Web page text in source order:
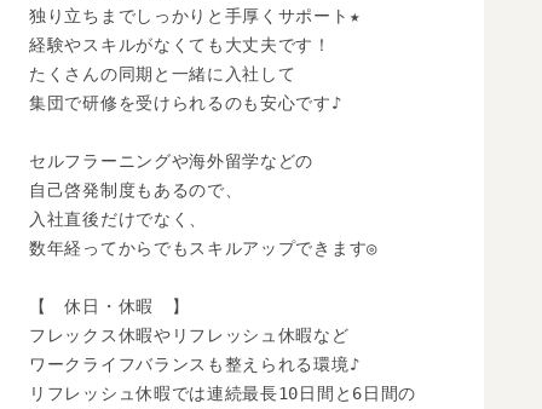
独り立ちまでしっかりと手厚くサポート★
経験やスキルがなくても大丈夫です！
たくさんの同期と一緒に入社して
集団で研修を受けられるのも安心です♪
セルフラーニングや海外留学などの
自己啓発制度もあるので、
入社直後だけでなく、
数年経ってからでもスキルアップできます◎
【　休日・休暇　】
フレックス休暇やリフレッシュ休暇など
ワークライフバランスも整えられる環境♪
リフレッシュ休暇では連続最長10日間と6日間の